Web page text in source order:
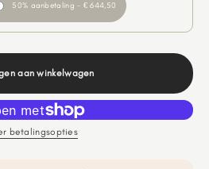
aan winkelwagen
50% aanbetaling - € 644,50
betalingsopties